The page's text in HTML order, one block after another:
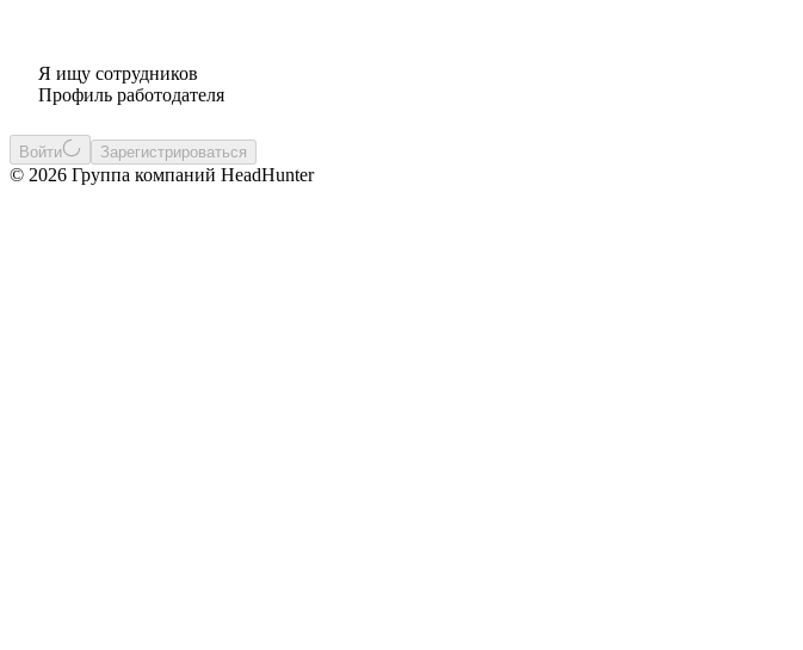
Я ищу сотрудников
Профиль работодателя
Войти Зарегистрироваться
© 2026 Группа компаний HeadHunter